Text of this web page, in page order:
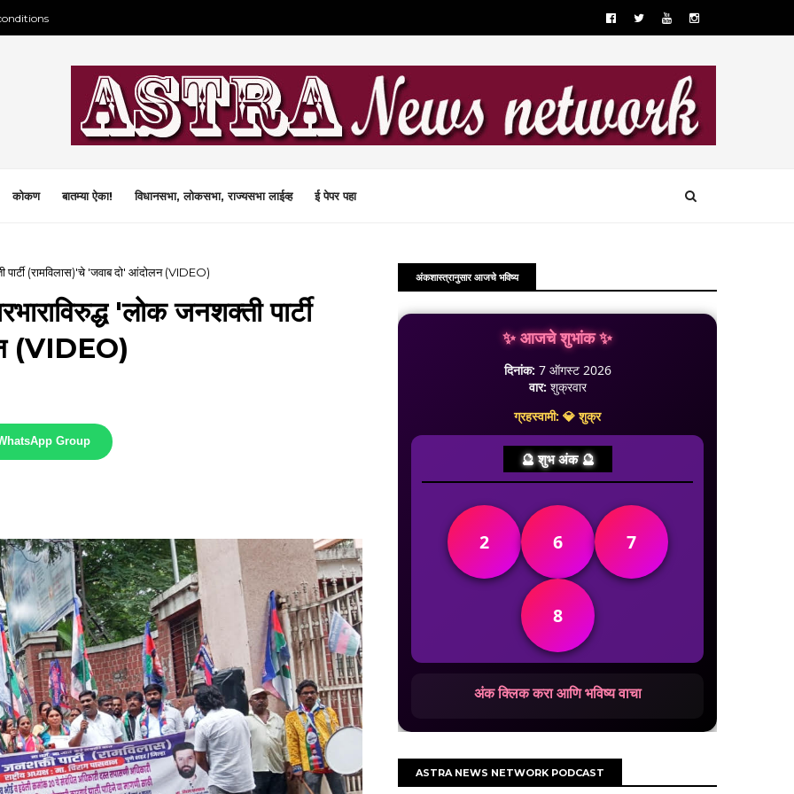
कोकण बातम्या ऐका! विधानसभा, लोकसभा, राज्यसभा लाईव्ह ई पेपर पहा
पार्टी (रामविलास)'चे 'जवाब दो' आंदोलन (VIDEO)
'लोक जनशक्ती पार्टी
(VIDEO)
Group
अंकशास्त्रानुसार आजचे भविष्य
✨ आजचे शुभांक ✨
दिनांक: 7 ऑगस्ट 2026
वार: शुक्रवार
ग्रहस्वामी: 💎 शुक्र
🔮 शुभ अंक 🔮
2 6 7
8
अंक क्लिक करा आणि भविष्य वाचा
ASTRA NEWS NETWORK PODCAST